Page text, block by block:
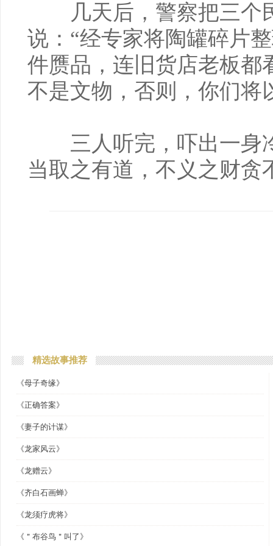
几天后，警察把三个
说：“经专家将陶罐碎片
件赝品，连旧货店老板都
不是文物，否则，你们将
三人听完，吓出一身
当取之有道，不义之财贪
精选故事推荐
《母子奇缘》
《正确答案》
《妻子的计谋》
《龙家风云》
《龙赠云》
《齐白石画蝉》
《龙须疗虎将》
《＂布谷鸟＂叫了》